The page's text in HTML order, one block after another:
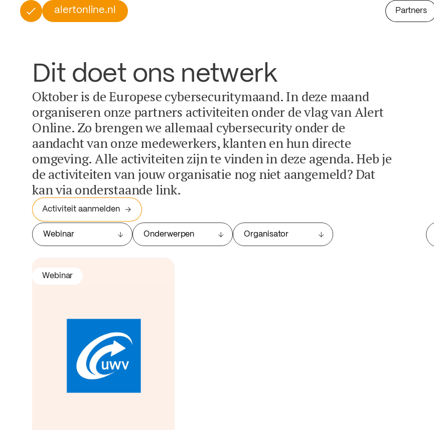
alertonline.nl Partners
Dit doet ons netwerk
Oktober is de Europese cybersecuritymaand. In deze maand
organiseren onze partners activiteiten onder de vlag van Alert
Online. Zo brengen we allemaal cybersecurity onder de
aandacht van onze medewerkers, klanten en hun directe
omgeving. Alle activiteiten zijn te vinden in deze agenda. Heb je
de activiteiten van jouw organisatie nog niet aangemeld? Dat
kan via onderstaande link.
Activiteit aanmelden
Webinar Onderwerpen Organisator
Webinar